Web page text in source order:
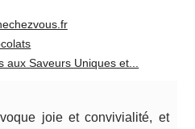
Saveurs Uniques et...
joie et convivialité, et